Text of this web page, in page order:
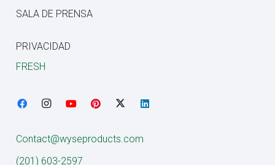
SALA DE PRENSA
PRIVACIDAD
FRESH
Contact@wyseproducts.com
(201) 603-2597